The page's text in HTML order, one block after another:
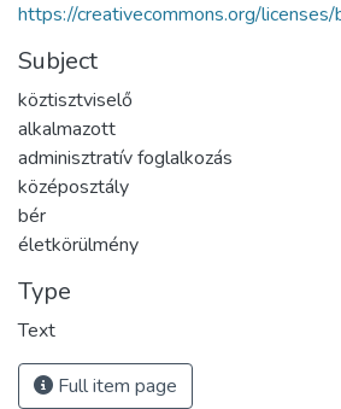
https://creativecommons.org/
Subject
köztisztviselő
alkalmazott
adminisztratív foglalkozás
középosztály
bér
életkörülmény
Type
Text
Full item page